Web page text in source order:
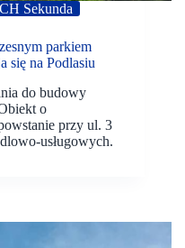
CH Sekunda
parkiem
na Podlasiu
do budowy
o
przy ul. 3
usługowych.